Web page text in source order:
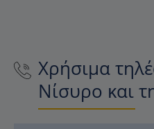
Χρήσιμα
Νίσυρο και